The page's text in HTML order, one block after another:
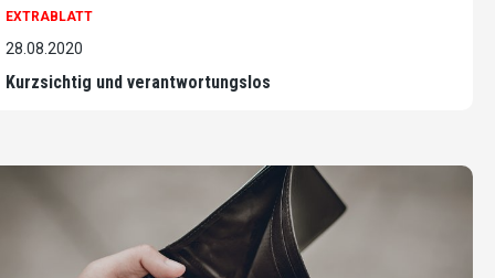
EXTRABLATT
28.08.2020
Kurzsichtig und verantwortungslos